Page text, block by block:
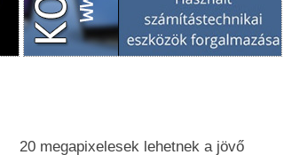
20 megapixelesek lehetnek a jövő